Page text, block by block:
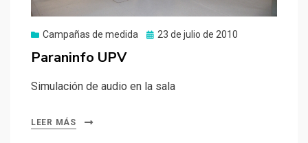
Campañas de medida
Publicado
23 de julio de 2010
Paraninfo UPV
Simulación de audio en la sala
LEER MÁS